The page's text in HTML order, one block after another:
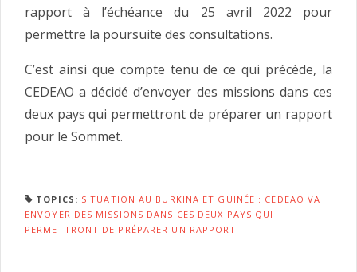
rapport à l’échéance du 25 avril 2022 pour
permettre la poursuite des consultations.
C’est ainsi que compte tenu de ce qui précède, la
CEDEAO a décidé d’envoyer des missions dans ces
deux pays qui permettront de préparer un rapport
pour le Sommet.
TOPICS: SITUATION AU BURKINA ET GUINÉE : CEDEAO VA
ENVOYER DES MISSIONS DANS CES DEUX PAYS QUI
PERMETTRONT DE PRÉPARER UN RAPPORT